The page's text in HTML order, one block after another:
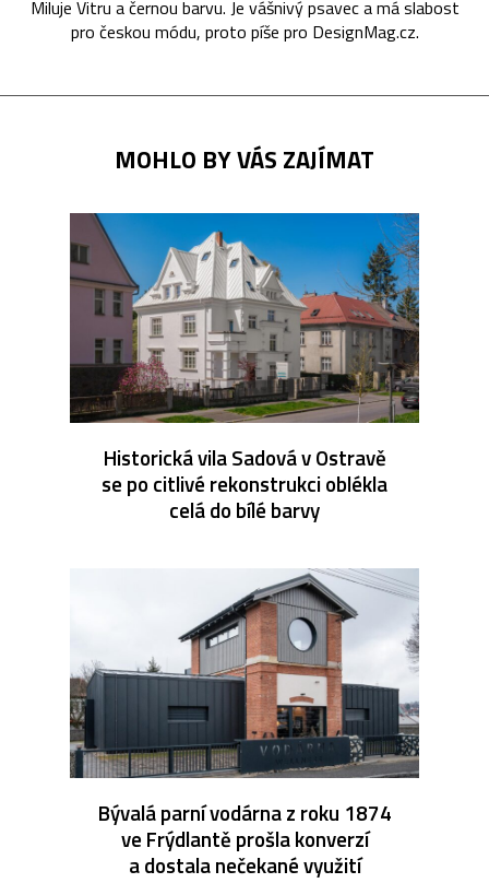
Miluje Vitru a černou barvu. Je vášnivý psavec a má slabost
pro českou módu, proto píše pro DesignMag.cz.
MOHLO BY VÁS ZAJÍMAT
Historická vila Sadová v Ostravě
se po citlivé rekonstrukci oblékla
celá do bílé barvy
Bývalá parní vodárna z roku 1874
ve Frýdlantě prošla konverzí
a dostala nečekané využití